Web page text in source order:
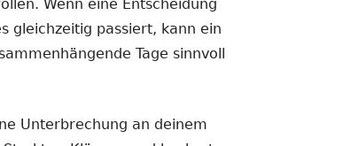
Wenn eine Entscheidung
gleichzeitig passiert, kann ein
Tage sinnvoll
Unterbrechung an deinem